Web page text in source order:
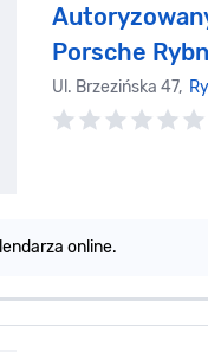
Porsche
Ul. Brzezińska 47,
online.